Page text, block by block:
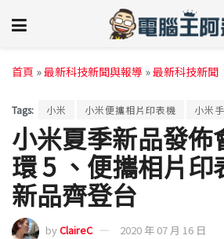
首頁 »最新科技新聞與報導 »最新科技新聞
Tags: 小米 小米便攜相片印表機 小米
小米夏季新品發佈
環 5 、便攜相片印
新品齊登台
byClaireC 2020 年 07 月 16 日